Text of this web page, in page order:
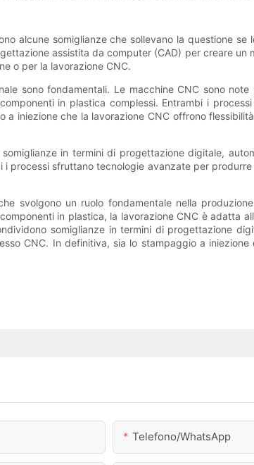
alcune somiglianze che sollevano la questione se
assistita da computer (CAD) per creare un
o per la lavorazione CNC.
sono fondamentali. Le macchine CNC sono
in plastica complessi. Entrambi i
iniezione che la lavorazione CNC offrono
in termini di progettazione digitale,
processi sfruttano tecnologie avanzate per
svolgono un ruolo fondamentale nella
in plastica, la lavorazione CNC è adatta
somiglianze in termini di progettazione
CNC. In definitiva, sia lo stampaggio a
Telefono/WhatsApp